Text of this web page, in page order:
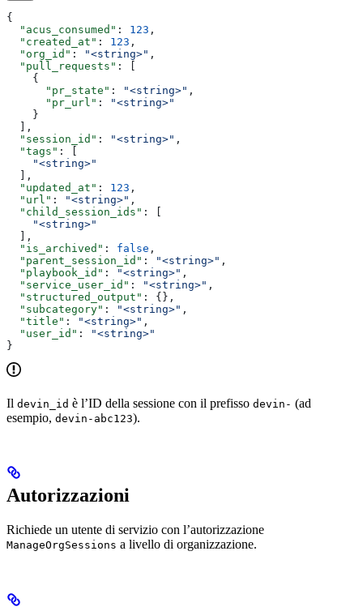
{
  "acus_consumed"
: 123 ,
  "created_at"
: 123 ,
  "org_id"
: "<string>" ,
  "pull_requests"
: [
    {
      "pr_state"
: "<string>" ,
      "pr_url"
:
"<string>"
    }
  ],
  "session_id"
: "<string>" ,
  "tags"
: [
    "<string>"
  ],
  "updated_at"
: 123 ,
  "url"
: "<string>" ,
  "child_session_ids"
: [
    "<string>"
  ],
  "is_archived"
: false ,
  "parent_session_id"
: "<string>" ,
  "playbook_id"
: "<string>" ,
  "service_user_id"
: "<string>" ,
  "structured_output"
: {},
  "subcategory"
: "<string>" ,
  "title"
: "<string>" ,
  "user_id"
:
"<string>"
}
Il devin_id è l’ID della sessione con il prefisso devin- (ad
esempio, devin-abc123).
Autorizzazioni
Richiede un utente di servizio con l’autorizzazione
ManageOrgSessions a livello di organizzazione.